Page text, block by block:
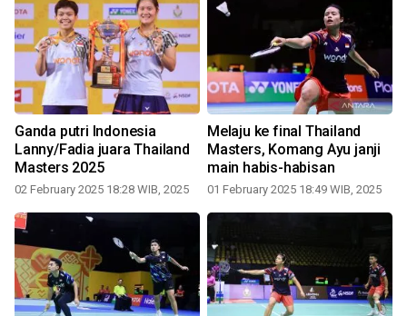
Ganda putri Indonesia
Lanny/Fadia juara Thailand
Masters 2025
02 February 2025 18:28 WIB, 2025
Melaju ke final Thailand
Masters, Komang Ayu janji
main habis-habisan
01 February 2025 18:49 WIB, 2025